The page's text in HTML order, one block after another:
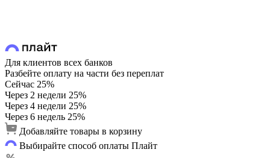
Для клиентов всех банков
Разбейте оплату на части без переплат
Сейчас 25%
Через 2 недели 25%
Через 4 недели 25%
Через 6 недель 25%
Добавляйте товары в корзину
Выбирайте способ оплаты Плайт